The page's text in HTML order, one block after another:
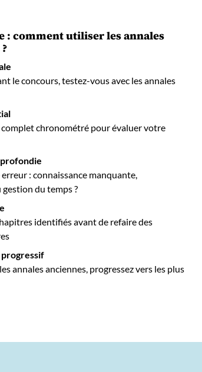
: comment utiliser les annales
le concours, testez-vous avec les annales
complet chronométré pour évaluer votre
: connaissance manquante,
du temps ?
identifiés avant de refaire des
annales anciennes, progressez vers les plus